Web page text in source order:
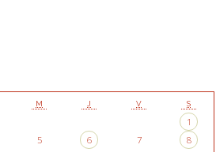
M J V S
1
5 6 7
8